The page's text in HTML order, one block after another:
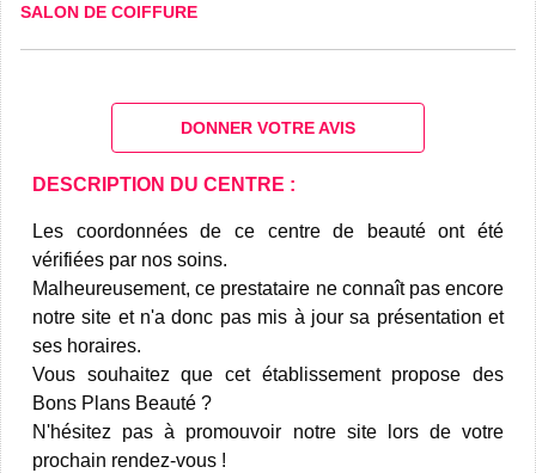
SALON DE COIFFURE
DONNER VOTRE AVIS
DESCRIPTION DU CENTRE :
Les coordonnées de ce centre de beauté ont été
vérifiées par nos soins.
Malheureusement, ce prestataire ne connaît pas encore
notre site et n'a donc pas mis à jour sa présentation et
ses horaires.
Vous souhaitez que cet établissement propose des
Bons Plans Beauté ?
N'hésitez pas à promouvoir notre site lors de votre
prochain rendez-vous !